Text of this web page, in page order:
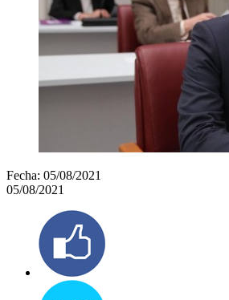
Fecha: 05/08/2021
05/08/2021